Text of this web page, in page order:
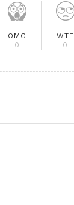
OMG
0
WTF
0